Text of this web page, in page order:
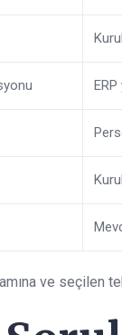
ERP
ve seçilen